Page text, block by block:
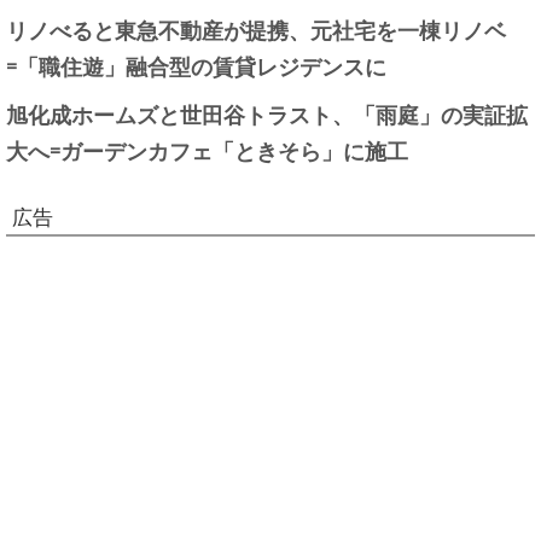
リノべると東急不動産が提携、元社宅を一棟リノベ
=「職住遊」融合型の賃貸レジデンスに
旭化成ホームズと世田谷トラスト、「雨庭」の実証拡
大へ=ガーデンカフェ「ときそら」に施工
広告